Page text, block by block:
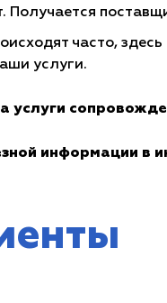
Получается
часто,
услуги.
услуги
информации в